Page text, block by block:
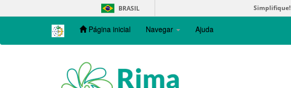
navigation
BRASIL Simplifique!
Página inicial Navegar Ajuda